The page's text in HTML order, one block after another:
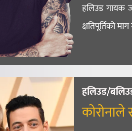
हलिउड गायक
क्षतिपूर्तिको
हलिउड/